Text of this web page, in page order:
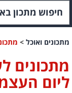
מתכונים ואוכל >
מתכונים
ליום